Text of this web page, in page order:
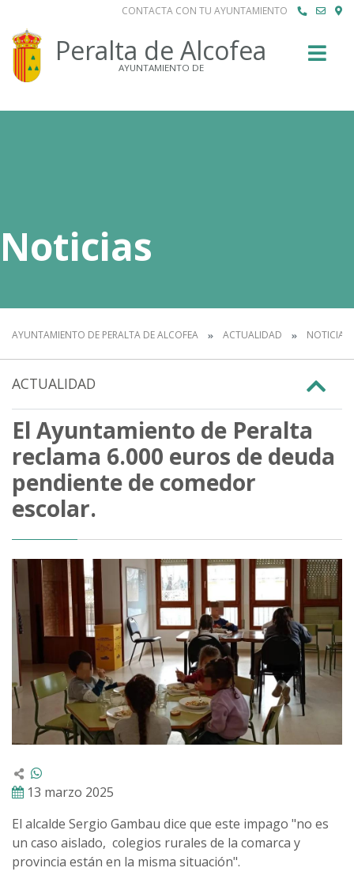
CONTACTA CON TU AYUNTAMIENTO
Peralta de Alcofea
AYUNTAMIENTO DE
Noticias
AYUNTAMIENTO DE PERALTA DE ALCOFEA ACTUALIDAD NOTICIAS
ACTUALIDAD
El Ayuntamiento de Peralta
reclama 6.000 euros de deuda
pendiente de comedor
escolar.
13 marzo 2025
El alcalde Sergio Gambau dice que este impago "no es
un caso aislado, colegios rurales de la comarca y
provincia están en la misma situación".